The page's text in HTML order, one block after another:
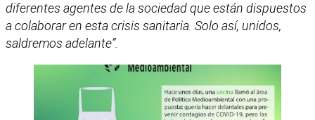
diferentes agentes de la sociedad que están dispuestos
a colaborar en esta crisis sanitaria. Solo así, unidos,
saldremos adelante”.